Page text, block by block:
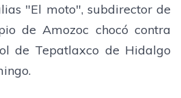
"El moto", subdirector de
de Amozoc chocó contra
de Tepatlaxco de Hidalgo